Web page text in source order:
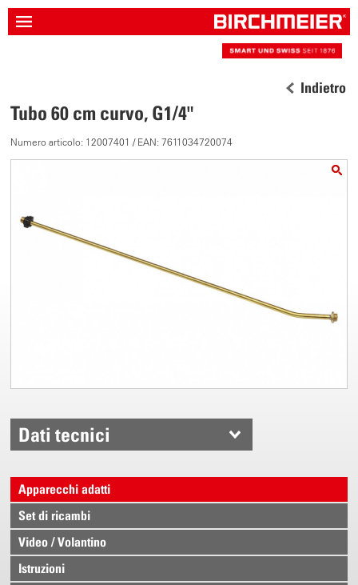
Indietro
Tubo 60 cm curvo, G1/4"
Numero articolo: 12007401 / EAN: 7611034720074
Dati tecnici
Apparecchi adatti
Set di ricambi
Video / Volantino
Istruzioni